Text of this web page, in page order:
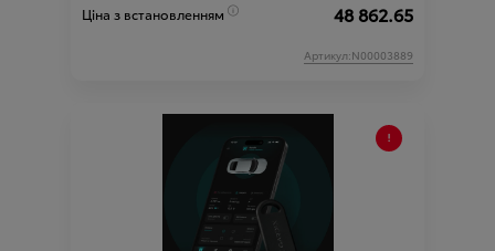
Ціна з встановленням 48 862.65
Артикул:N00003889